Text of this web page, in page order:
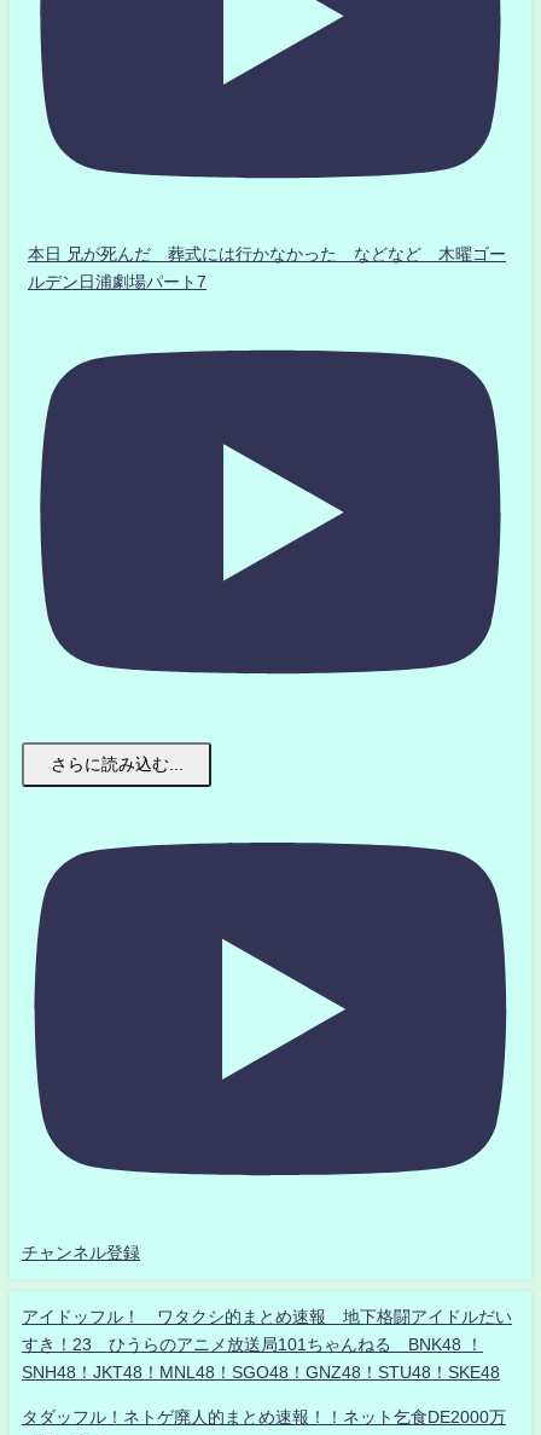
本日 兄が死んだ 葬式には行かなかった などなど 木曜ゴー
ルデン日浦劇場パート7
さらに読み込む...
チャンネル登録
アイドッフル！ ワタクシ的まとめ速報 地下格闘アイドルだい
すき！23 ひうらのアニメ放送局101ちゃんねる BNK48 ！
SNH48！JKT48！MNL48！SGO48！GNZ48！STU48！SKE48
タダッフル！ネトゲ廃人的まとめ速報！！ネット乞食DE2000万